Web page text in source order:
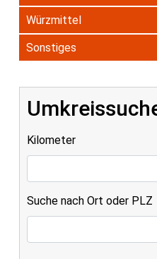
Würzmittel
Sonstiges
Kilometer
Suche nach Ort oder PLZ